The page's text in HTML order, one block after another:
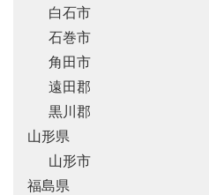
白石市
石巻市
角田市
遠田郡
黒川郡
山形県
山形市
福島県